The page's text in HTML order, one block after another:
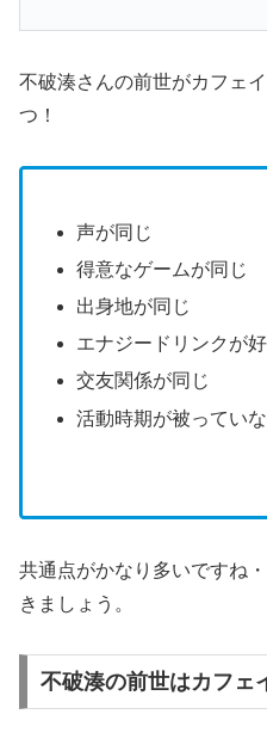
不破湊さんの前世がカフェ
つ！
声が同じ
得意なゲームが同じ
出身地が同じ
エナジードリンクが
交友関係が同じ
活動時期が被ってい
共通点がかなり多いですね
きましょう。
不破湊の前世はカフ